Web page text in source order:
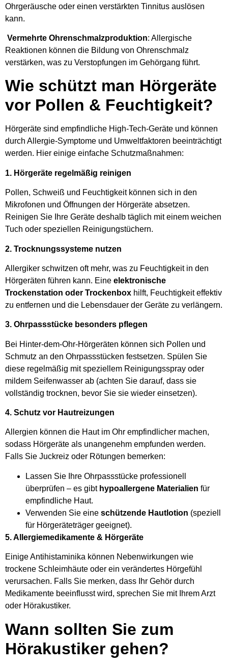
Ohrgeräusche oder einen verstärkten Tinnitus auslösen
kann.
Vermehrte Ohrenschmalzproduktion: Allergische
Reaktionen können die Bildung von Ohrenschmalz
verstärken, was zu Verstopfungen im Gehörgang führt.
Wie schützt man Hörgeräte
vor Pollen & Feuchtigkeit?
Hörgeräte sind empfindliche High-Tech-Geräte und können
durch Allergie-Symptome und Umweltfaktoren beeinträchtigt
werden. Hier einige einfache Schutzmaßnahmen:
1. Hörgeräte regelmäßig reinigen
Pollen, Schweiß und Feuchtigkeit können sich in den
Mikrofonen und Öffnungen der Hörgeräte absetzen.
Reinigen Sie Ihre Geräte deshalb täglich mit einem weichen
Tuch oder speziellen Reinigungstüchern.
2. Trocknungssysteme nutzen
Allergiker schwitzen oft mehr, was zu Feuchtigkeit in den
Hörgeräten führen kann. Eine elektronische
Trockenstation oder Trockenbox hilft, Feuchtigkeit effektiv
zu entfernen und die Lebensdauer der Geräte zu verlängern.
3. Ohrpassstücke besonders pflegen
Bei Hinter-dem-Ohr-Hörgeräten können sich Pollen und
Schmutz an den Ohrpassstücken festsetzen. Spülen Sie
diese regelmäßig mit speziellem Reinigungsspray oder
mildem Seifenwasser ab (achten Sie darauf, dass sie
vollständig trocknen, bevor Sie sie wieder einsetzen).
4. Schutz vor Hautreizungen
Allergien können die Haut im Ohr empfindlicher machen,
sodass Hörgeräte als unangenehm empfunden werden.
Falls Sie Juckreiz oder Rötungen bemerken:
Lassen Sie Ihre Ohrpassstücke professionell
überprüfen – es gibt hypoallergene Materialien für
empfindliche Haut.
Verwenden Sie eine schützende Hautlotion (speziell
für Hörgeräteträger geeignet).
5. Allergiemedikamente & Hörgeräte
Einige Antihistaminika können Nebenwirkungen wie
trockene Schleimhäute oder ein verändertes Hörgefühl
verursachen. Falls Sie merken, dass Ihr Gehör durch
Medikamente beeinflusst wird, sprechen Sie mit Ihrem Arzt
oder Hörakustiker.
Wann sollten Sie zum
Hörakustiker gehen?